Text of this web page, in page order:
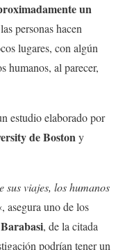
un
personas hacen
lugares, con algún
humanos, al parecer,
estudio elaborado por
de Bostony
viajes, los humanos
asegura uno de los
, de la citada
podrían tener un